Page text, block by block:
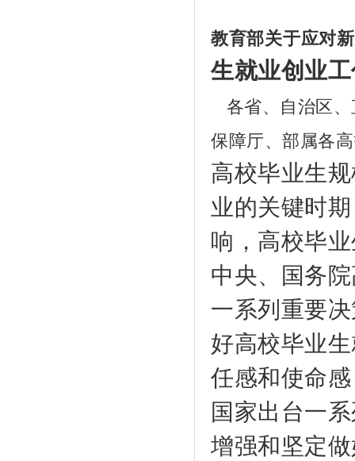
教育部关于应对
生就业创业
各省、自治区、
保障厅、部属各
高校毕业生
业的关键时
响，高校毕
中央、国务
一系列重要
好高校毕业
任感和使命
国家出台一
增强和坚定